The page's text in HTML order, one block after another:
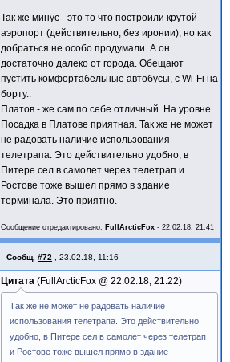
Так же минус - это то что построили крутой
аэропорт (действительно, без иронии), но как
добраться не особо продумали. А он
достаточно далеко от города. Обещают
пустить комфортабельные автобусы, с Wi-Fi на
борту..
Платов - же сам по себе отличный. На уровне.
Посадка в Платове приятная. Так же не может
не радовать наличие использования
телетрапа. Это действительно удобно, в
Питере сел в самолет через телетрап и
Ростове тоже вышел прямо в здание
терминала. Это приятно.
Сообщение отредактировано: FullArcticFox - 22.02.18, 21:41
Сообщ. #72 23.02.18, 11:16
Цитата FullArcticFox @ 22.02.18, 21:22
Так же не может не радовать наличие
использования телетрапа. Это действительно
удобно, в Питере сел в самолет через телетрап
и Ростове тоже вышел прямо в здание